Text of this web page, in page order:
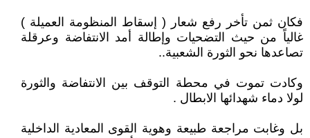
فكان ثمن تأخر رفع شعار ( إسقاط المنظومة العميلة )
غالياً من حيث التضحيات وإطالة أمد الانتفاضة وعرقلة
تصاعدها نحو الثورة الشعبية..
وكادت تموت في محطة التوقف بين الانتفاضة والثورة
لولا دماء شهدائها الابطال .
بل وغابت مراجعة طبيعة وهوية القوى المعادية الداخلية